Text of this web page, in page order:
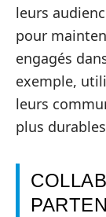
leurs
pour
engagés
exemple,
leurs
plus